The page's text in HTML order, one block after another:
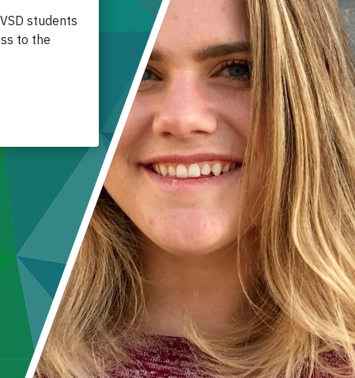
Lápices de colores a las
calculadoras
Herramientas de aprendizaje
Respuesta a la crisis
Becas para estudiantes
Premios de impacto